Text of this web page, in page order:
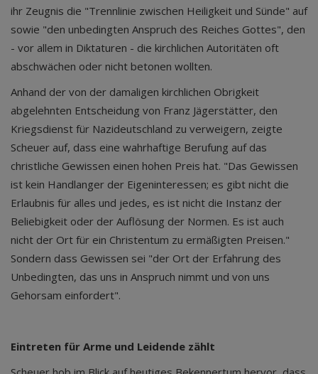
ihr Zeugnis die "Trennlinie zwischen Heiligkeit und Sünde" auf
sowie "den unbedingten Anspruch des Reiches Gottes", den
- vor allem in Diktaturen - die kirchlichen Autoritäten oft
abschwächen oder nicht betonen wollten.
Anhand der von der damaligen kirchlichen Obrigkeit
abgelehnten Entscheidung von Franz Jägerstätter, den
Kriegsdienst für Nazideutschland zu verweigern, zeigte
Scheuer auf, dass eine wahrhaftige Berufung auf das
christliche Gewissen einen hohen Preis hat. "Das Gewissen
ist kein Handlanger der Eigeninteressen; es gibt nicht die
Erlaubnis für alles und jedes, es ist nicht die Instanz der
Beliebigkeit oder der Auflösung der Normen. Es ist auch
nicht der Ort für ein Christentum zu ermäßigten Preisen."
Sondern dass Gewissen sei "der Ort der Erfahrung des
Unbedingten, das uns in Anspruch nimmt und von uns
Gehorsam einfordert".
Eintreten für Arme und Leidende zählt